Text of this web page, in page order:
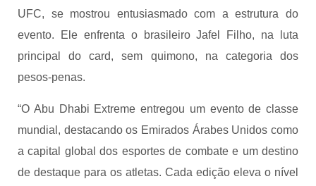
UFC, se mostrou entusiasmado com a estrutura do
evento. Ele enfrenta o brasileiro Jafel Filho, na luta
principal do card, sem quimono, na categoria dos
pesos-penas.
“O Abu Dhabi Extreme entregou um evento de classe
mundial, destacando os Emirados Árabes Unidos como
a capital global dos esportes de combate e um destino
de destaque para os atletas. Cada edição eleva o nível